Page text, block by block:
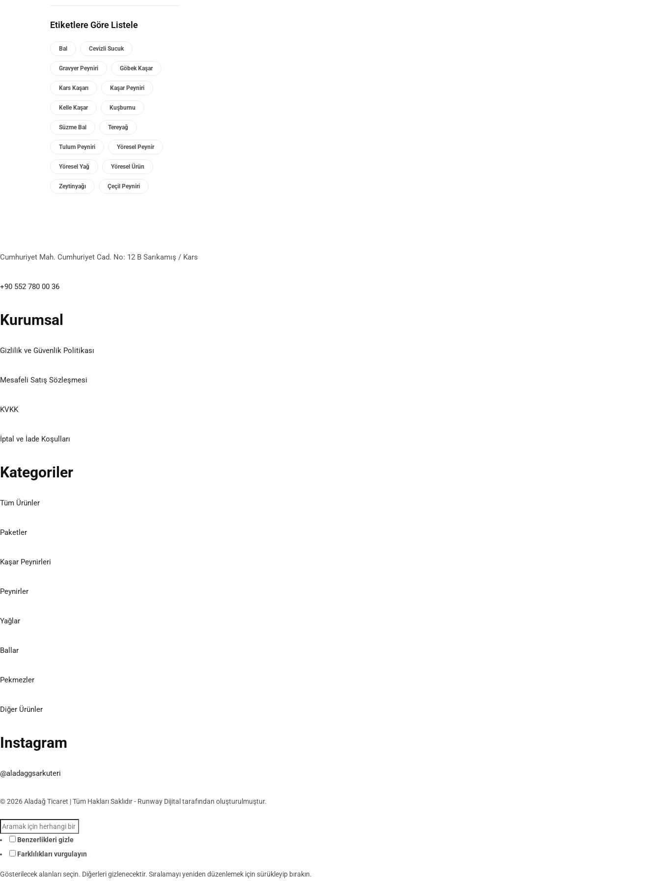
Etiketlere Göre Listele
Bal Cevizli Sucuk
Gravyer Peyniri Göbek Kaşar
Kars Kaşarı Kaşar Peyniri
Kelle Kaşar Kuşburnu
Süzme Bal Tereyağ
Tulum Peyniri Yöresel Peynir
Yöresel Yağ Yöresel Ürün
Zeytinyağı Çeçil Peyniri
Cumhuriyet Mah. Cumhuriyet Cad. No: 12 B Sarıkamış / Kars
+90 552 780 00 36
Kurumsal
Gizlilik ve Güvenlik Politikası
Mesafeli Satış Sözleşmesi
KVKK
İptal ve İade Koşulları
Kategoriler
Tüm Ürünler
Paketler
Kaşar Peynirleri
Peynirler
Yağlar
Ballar
Pekmezler
Diğer Ürünler
Instagram
@aladaggsarkuteri
© 2026 Aladağ Ticaret | Tüm Hakları Saklıdır - Runway Dijital tarafından oluşturulmuştur.
Benzerlikleri gizle
Farklılıkları vurgulayın
Gösterilecek alanları seçin. Diğerleri gizlenecektir. Sıralamayı yeniden düzenlemek için sürükleyip bırakın.